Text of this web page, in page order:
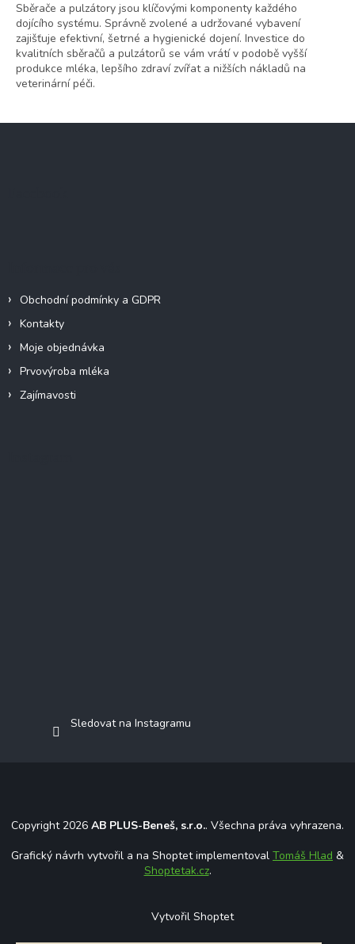
Sběrače a pulzátory jsou klíčovými komponenty každého
dojícího systému. Správně zvolené a udržované vybavení
zajišťuje efektivní, šetrné a hygienické dojení. Investice do
kvalitních sběračů a pulzátorů se vám vrátí v podobě vyšší
produkce mléka, lepšího zdraví zvířat a nižších nákladů na
veterinární péči.
Obchodní podmínky a GDPR
Kontakty
Moje objednávka
Prvovýroba mléka
Zajímavosti
Sledovat na Instagramu
Copyright 2026 AB PLUS-Beneš, s.r.o.. Všechna práva vyhrazena.
Grafický návrh vytvořil a na Shoptet implementoval Tomáš Hlad &
Shoptetak.cz.
Vytvořil Shoptet